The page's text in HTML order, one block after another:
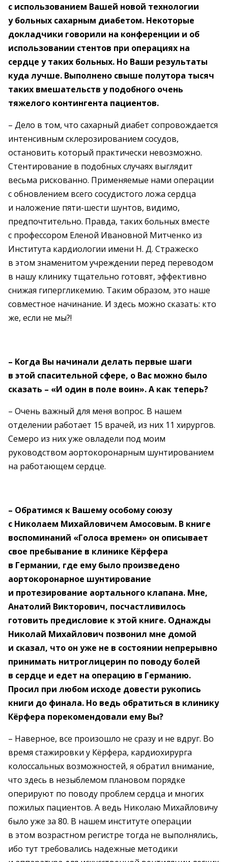
с использованием Вашей новой технологии
у больных сахарным диабетом. Некоторые
докладчики говорили на конференции и об
использовании стентов при операциях на
сердце у таких больных. Но Ваши результаты
куда лучше. Выполнено свыше полутора тысяч
таких вмешательств у подобного очень
тяжелого контингента пациентов.
– Дело в том, что сахарный диабет сопровождается
интенсивным склерозированием сосудов,
остановить который практически невозможно.
Стентирование в подобных случаях выглядит
весьма рискованно. Применяемые нами операции
с обновлением всего сосудистого ложа сердца
и наложение пяти-шести шунтов, видимо,
предпочтительно. Правда, таких больных вместе
с профессором Еленой Ивановной Митченко из
Института кардиологии имени Н. Д. Стражеско
в этом знаменитом учреждении перед переводом
в нашу клинику тщательно готовят, эффективно
снижая гипергликемию. Таким образом, это наше
совместное начинание. И здесь можно сказать: кто
же, если не мы?!
– Когда Вы начинали делать первые шаги
в этой спасительной сфере, о Вас можно было
сказать – «И один в поле воин». А как теперь?
– Очень важный для меня вопрос. В нашем
отделении работает 15 врачей, из них 11 хирургов.
Семеро из них уже овладели под моим
руководством аортокоронарным шунтированием
на работающем сердце.
– Обратимся к Вашему особому союзу
с Николаем Михайловичем Амосовым. В книге
воспоминаний «Голоса времен» он описывает
свое пребывание в клинике Кёрфера
в Германии, где ему было произведено
аортокоронарное шунтирование
и протезирование аортального клапана. Мне,
Анатолий Викторович, посчастливилось
готовить предисловие к этой книге. Однажды
Николай Михайлович позвонил мне домой
и сказал, что он уже не в состоянии непрерывно
принимать нитроглицерин по поводу болей
в сердце и едет на операцию в Германию.
Просил при любом исходе довести рукопись
книги до финала. Но ведь обратиться в клинику
Кёрфера порекомендовали ему Вы?
– Наверное, все произошло не сразу и не вдруг. Во
время стажировки у Кёрфера, кардиохирурга
колоссальных возможностей, я обратил внимание,
что здесь в незыблемом плановом порядке
оперируют по поводу проблем сердца и многих
пожилых пациентов. А ведь Николаю Михайловичу
было уже за 80. В нашем институте операции
в этом возрастном регистре тогда не выполнялись,
ибо тут требовались надежные методики